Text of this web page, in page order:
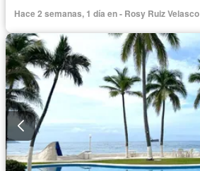
Hace 2 semanas, 1 día en - Rosy Ruiz Velasco